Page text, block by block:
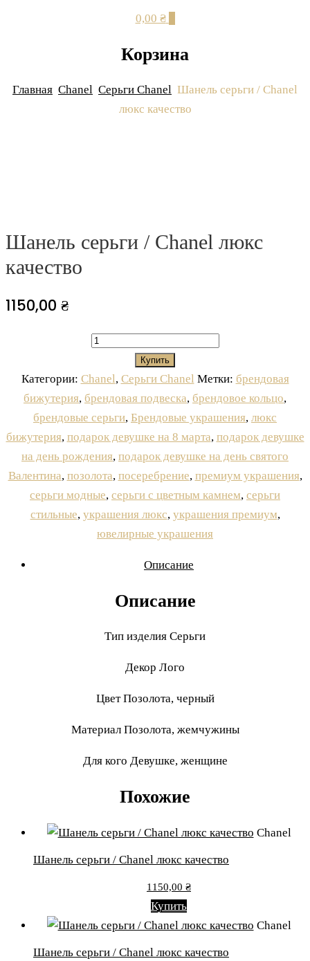
0,00 ₴
Корзина
Главная Chanel Серьги Chanel Шанель серьги / Chanel
люкс качество
Шанель серьги / Chanel люкс
качество
1150,00 ₴
Количество
Шанель
серьги
/
Chanel
люкс
качество
Купить
Категории: Chanel, Серьги Chanel Метки: брендовая
бижутерия, брендовая подвеска, брендовое кольцо,
брендовые серьги, Брендовые украшения, люкс
бижутерия, подарок девушке на 8 марта, подарок девушке
на день рождения, подарок девушке на день святого
Валентина, позолота, посеребрение, премиум украшения,
серьги модные, серьги с цветным камнем, серьги
стильные, украшения люкс, украшения премиум,
ювелирные украшения
Описание
Описание
Тип изделия Серьги
Декор Лого
Цвет Позолота, черный
Материал Позолота, жемчужины
Для кого Девушке, женщине
Похожие
Chanel
Шанель серьги / Chanel люкс качество
1150,00 ₴
Купить
Chanel
Шанель серьги / Chanel люкс качество